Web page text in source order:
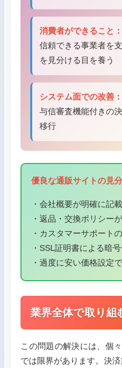
消費者ができること：
信頼できる事業者を
を見分ける目を養う
システム面での改善：
与信審査機能付きの
移行
優良な通販サイトの見分
・会社概要が明確に記
・返品・交換ポリシー
・カスタマーサポート
・SSL証明書による暗
・過度に安い価格設定
業界全体で取り組
この問題の解決には、個
では限界があります。決